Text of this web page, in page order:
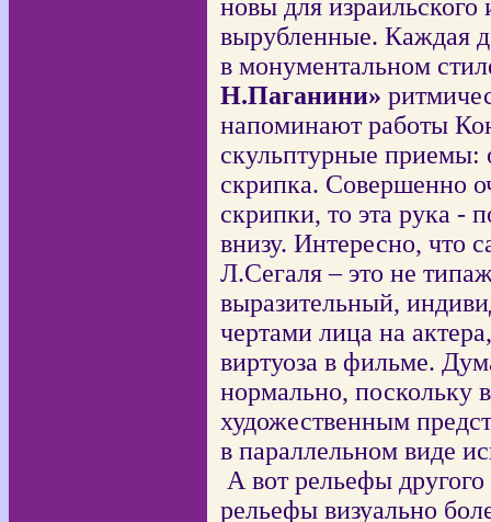
новы для
вырубленные. Каждая
в монументальном
Н.Паганини»
напоминают работы
скульптурные приемы:
скрипка. Совершенно
скрипки, то эта рука -
внизу. Интересно, что
Л.Сегаля – это не
выразительный,
чертами лица на
виртуоза в фильме.
нормально, поскольку
художественным
в параллельном виде
А вот рельефы
рельефы визуально